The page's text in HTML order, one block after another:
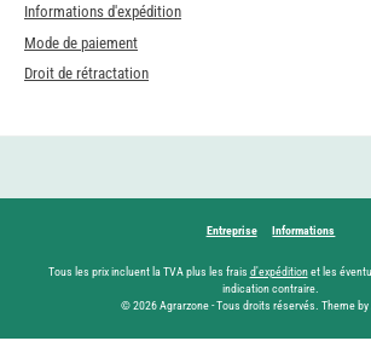
Informations d'expédition
Mode de paiement
Droit de rétractation
Entreprise Informations
Tous les prix incluent la TVA plus les frais d'expéditionet les
indication contraire.
© 2026 Agrarzone - Tous droits réservés. Theme by